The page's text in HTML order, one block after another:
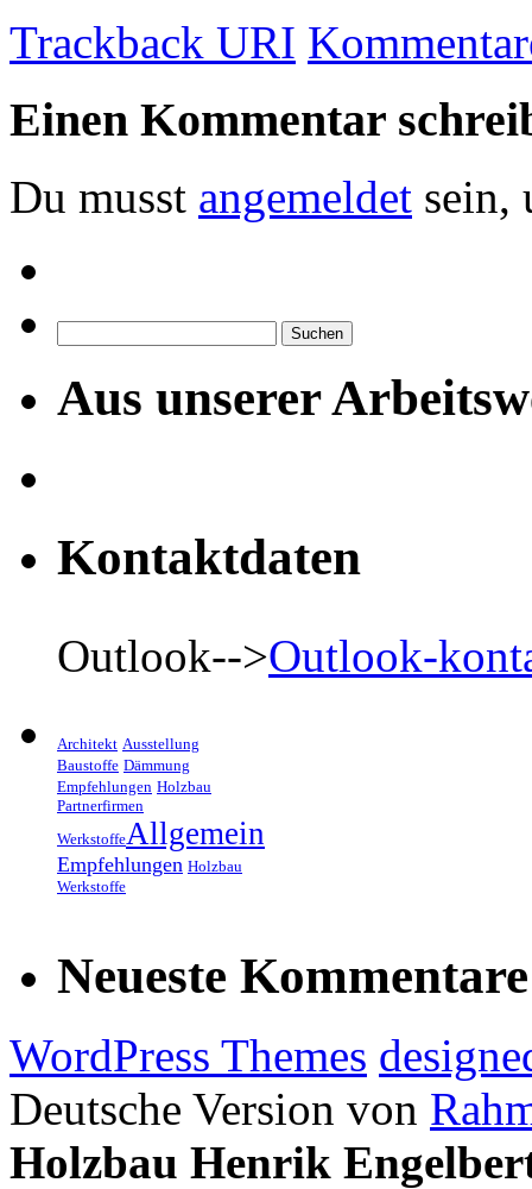
Trackback URI
Einen Kommentar
Du musst angemeldet sein,
nach:
Aus unserer
Kontaktdaten
Outlook-->Outlook-
Architekt Ausstellung
Baustoffe Dämmung
Empfehlungen Holzbau
Partnerfirmen
WerkstoffeAllgemein
Empfehlungen Holzbau
Werkstoffe
Neueste Kommentare
WordPress Themes
Deutsche Version von
Holzbau Henrik